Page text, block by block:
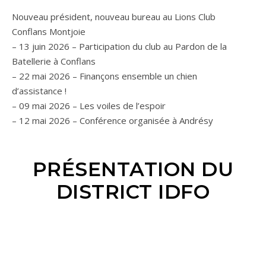
Nouveau président, nouveau bureau au Lions Club
Conflans Montjoie
– 13 juin 2026 – Participation du club au Pardon de la
Batellerie à Conflans
– 22 mai 2026 – Finançons ensemble un chien
d’assistance !
– 09 mai 2026 – Les voiles de l’espoir
– 12 mai 2026 – Conférence organisée à Andrésy
PRÉSENTATION DU
DISTRICT IDFO